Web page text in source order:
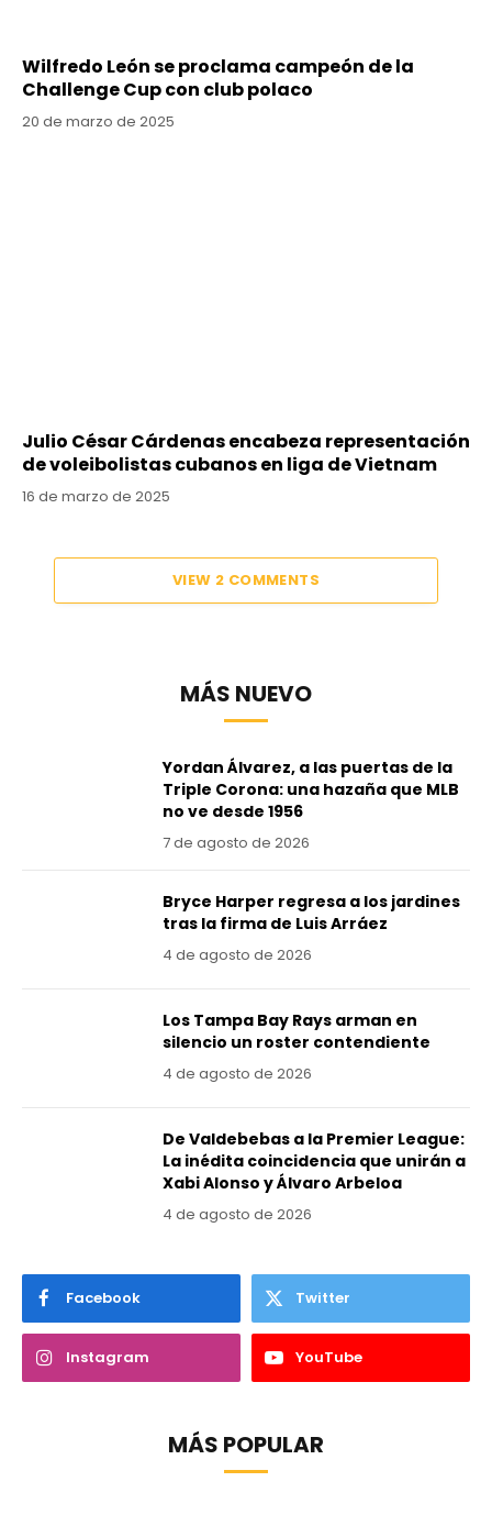
Wilfredo León se proclama campeón de la
Challenge Cup con club polaco
20 de marzo de 2025
Julio César Cárdenas encabeza representación
de voleibolistas cubanos en liga de Vietnam
16 de marzo de 2025
VIEW 2 COMMENTS
MÁS NUEVO
Yordan Álvarez, a las puertas de la
Triple Corona: una hazaña que MLB
no ve desde 1956
7 de agosto de 2026
Bryce Harper regresa a los jardines
tras la firma de Luis Arráez
4 de agosto de 2026
Los Tampa Bay Rays arman en
silencio un roster contendiente
4 de agosto de 2026
De Valdebebas a la Premier League:
La inédita coincidencia que unirán a
Xabi Alonso y Álvaro Arbeloa
4 de agosto de 2026
Facebook Twitter
Instagram YouTube
MÁS POPULAR